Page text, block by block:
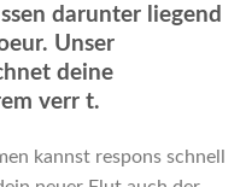
darunter liegend
Unser
deine
verr t.
kannst respons schnell